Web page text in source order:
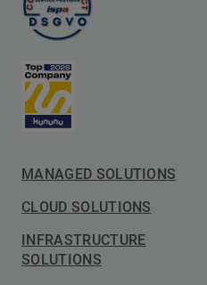
MANAGED SOLUTIONS
CLOUD SOLUTIONS
INFRASTRUCTURE
SOLUTIONS